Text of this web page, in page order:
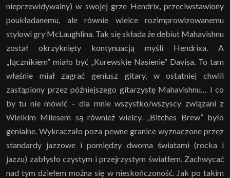
nieprzewidywalny) w swojej grze Hendrix, przeciwstawiony
poukładanemu, ale równie wielce rozimprowizowanemu
stylowi gry McLaughlina. Tak się składa że debiut Mahavishnu
został okrzyknięty kontynuacją myśli Hendrixa. A
„łącznikiem” miało być „Kurewskie Nasienie” Davisa. To tam
właśnie miał zagrać geniusz gitary, w ostatniej chwili
zastąpiony przez późniejszego gitarzystę Mahavishnu… I co
by tu nie mówić – dla mnie wszystko/wszyscy związani z
Wielkim Milesem są również wielcy. „Bitches Brew” było
genialne. Wykraczało poza pewne granice wyznaczone przez
standardy jazzowe i pomiędzy dwoma światami (rocka i
jazzu) zabłysło czystym i przejrzystym światłem. Zachwycać
nad tym dziełem można się w nieskończoność. Jak po takim